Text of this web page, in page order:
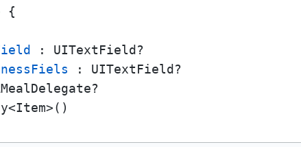
{
: UITextField?
: UITextField?